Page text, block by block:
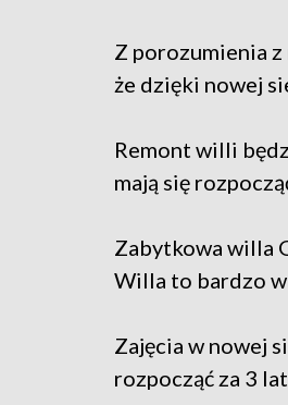
Z porozumienia z
że dzięki nowej
Remont willi
mają się
Zabytkowa willa
Willa to bardzo
Zajęcia w nowej
rozpocząć za 3